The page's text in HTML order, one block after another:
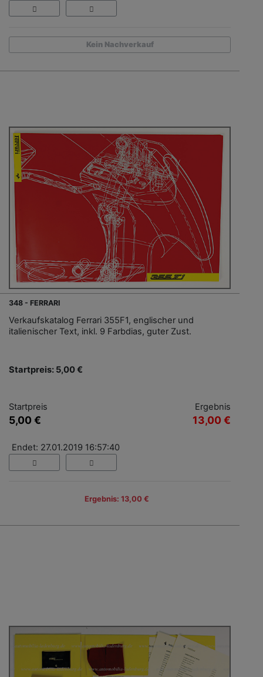
Kein Nachverkauf
348 - FERRARI
Verkaufskatalog Ferrari 355F1, englischer und
italienischer Text, inkl. 9 Farbdias, guter Zust.
Startpreis: 5,00 €
Startpreis
5,00 €
Ergebnis
13,00 €
Endet: 27.01.2019 16:57:40
Ergebnis: 13,00 €